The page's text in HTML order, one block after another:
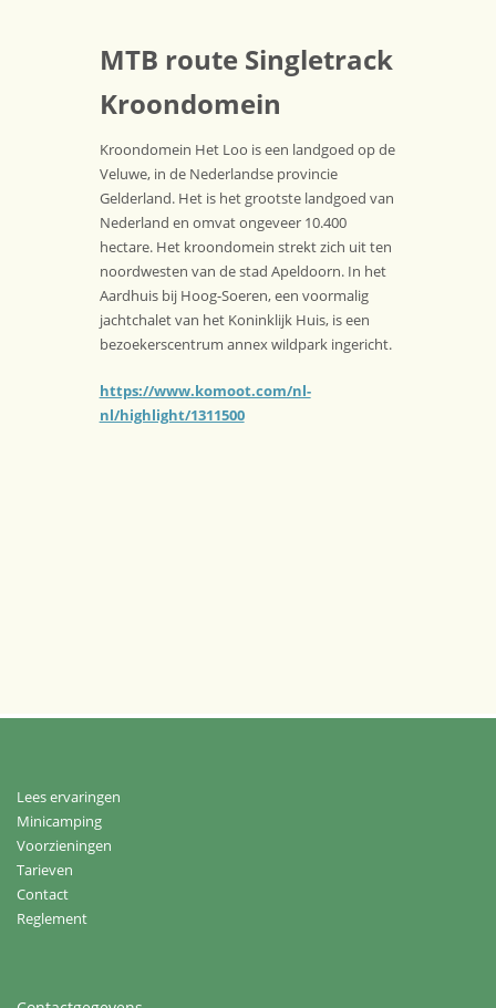
MTB route Singletrack
Kroondomein
Kroondomein Het Loo is een landgoed op de
Veluwe, in de Nederlandse provincie
Gelderland. Het is het grootste landgoed van
Nederland en omvat ongeveer 10.400
hectare. Het kroondomein strekt zich uit ten
noordwesten van de stad Apeldoorn. In het
Aardhuis bij Hoog-Soeren, een voormalig
jachtchalet van het Koninklijk Huis, is een
bezoekerscentrum annex wildpark ingericht.
https://www.komoot.com/nl-
nl/highlight/1311500
Lees ervaringen
Minicamping
Voorzieningen
Tarieven
Contact
Reglement